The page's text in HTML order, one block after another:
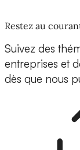
Restez au
Suivez des
entreprises et
dès que nous